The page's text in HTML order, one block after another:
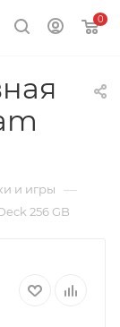
0
и игры —
256 GB